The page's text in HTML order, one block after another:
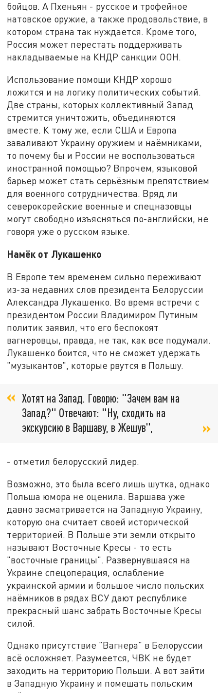
бойцов. А Пхеньян - русское и трофейное
натовское оружие, а также продовольствие, в
котором страна так нуждается. Кроме того,
Россия может перестать поддерживать
накладываемые на КНДР санкции ООН.
Использование помощи КНДР хорошо
ложится и на логику политических событий.
Две страны, которых коллективный Запад
стремится уничтожить, объединяются
вместе. К тому же, если США и Европа
заваливают Украину оружием и наёмниками,
то почему бы и России не воспользоваться
иностранной помощью? Впрочем, языковой
барьер может стать серьёзным препятствием
для военного сотрудничества. Вряд ли
северокорейские военные и спецназовцы
могут свободно изъясняться по-английски, не
говоря уже о русском языке.
Намёк от Лукашенко
В Европе тем временем сильно переживают
из-за недавних слов президента Белоруссии
Александра Лукашенко. Во время встречи с
президентом России Владимиром Путиным
политик заявил, что его беспокоят
вагнеровцы, правда, не так, как все подумали.
Лукашенко боится, что не сможет удержать
"музыкантов", которые рвутся в Польшу.
Хотят на Запад. Говорю: "Зачем вам на
Запад?" Отвечают: "Ну, сходить на
экскурсию в Варшаву, в Жешув",
- отметил белорусский лидер.
Возможно, это была всего лишь шутка, однако
Польша юмора не оценила. Варшава уже
давно засматривается на Западную Украину,
которую она считает своей исторической
территорией. В Польше эти земли открыто
называют Восточные Кресы - то есть
"восточные границы". Развернувшаяся на
Украине спецоперация, ослабление
украинской армии и большое число польских
наёмников в рядах ВСУ дают республике
прекрасный шанс забрать Восточные Кресы
силой.
Однако присутствие "Вагнера" в Белоруссии
всё осложняет. Разумеется, ЧВК не будет
заходить на территорию Польши. А вот зайти
в Западную Украину и помешать польским